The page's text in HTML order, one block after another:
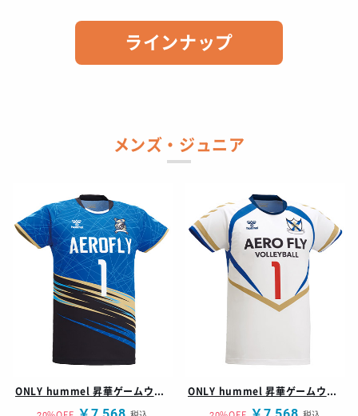
ラインナップ
メンズ・ジュニア
ONLY hummel 昇華ゲームウェア シャツ ONLY hummel 昇華ゲームウェア シャツ